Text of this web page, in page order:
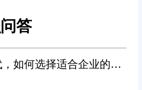
答
如何选择适合企业的